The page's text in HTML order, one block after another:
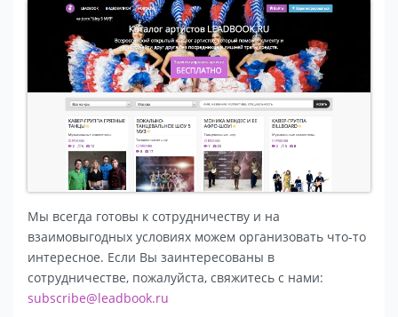
Мы всегда готовы к сотрудничеству и на
взаимовыгодных условиях можем организовать что-то
интересное. Если Вы заинтересованы в
сотрудничестве, пожалуйста, свяжитесь с нами:
subscribe@leadbook.ru